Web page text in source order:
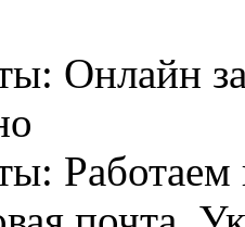
Онлайн
Работаем